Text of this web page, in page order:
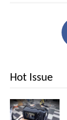
Hot Issue